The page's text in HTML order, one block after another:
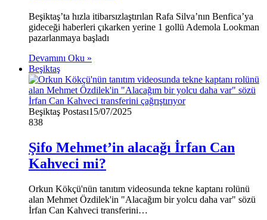
Beşiktaş’ta hızla itibarsızlaştırılan Rafa Silva’nın Benfica’ya
gideceği haberleri çıkarken yerine 1 gollü Ademola Lookman
pazarlanmaya başladı
Devamını Oku »
Beşiktaş
Beşiktaş Postası15/07/2025
838
Şifo Mehmet’in alacağı İrfan Can
Kahveci mi?
Orkun Kökçü'nün tanıtım videosunda tekne kaptanı rolünü
alan Mehmet Özdilek'in "Alacağım bir yolcu daha var" sözü
İrfan Can Kahveci transferini…